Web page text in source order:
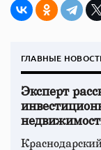
ГЛАВНЫЕ
Эксперт